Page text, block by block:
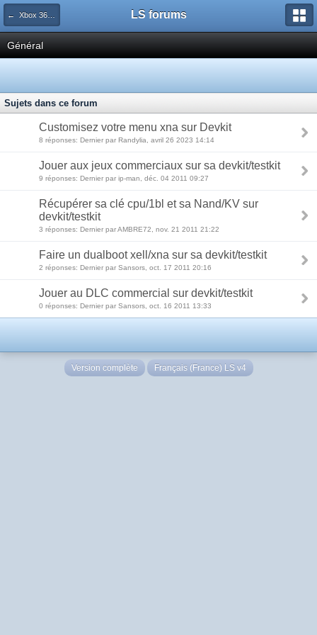
← Xbox 360 DevKit/TestKit LS forums
Général
Sujets dans ce forum
Customisez votre menu xna sur Devkit
8 réponses: Dernier par Randylia, avril 26 2023 14:14
Jouer aux jeux commerciaux sur sa devkit/testkit
9 réponses: Dernier par ip-man, déc. 04 2011 09:27
Récupérer sa clé cpu/1bl et sa Nand/KV sur
devkit/testkit
3 réponses: Dernier par AMBRE72, nov. 21 2011 21:22
Faire un dualboot xell/xna sur sa devkit/testkit
2 réponses: Dernier par Sansors, oct. 17 2011 20:16
Jouer au DLC commercial sur devkit/testkit
0 réponses: Dernier par Sansors, oct. 16 2011 13:33
Version complète Français (France) LS v4